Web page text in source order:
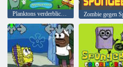
Planktons verderblicher Plan